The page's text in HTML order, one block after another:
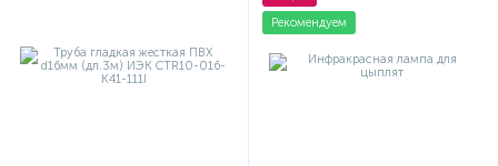
Рекомендуем